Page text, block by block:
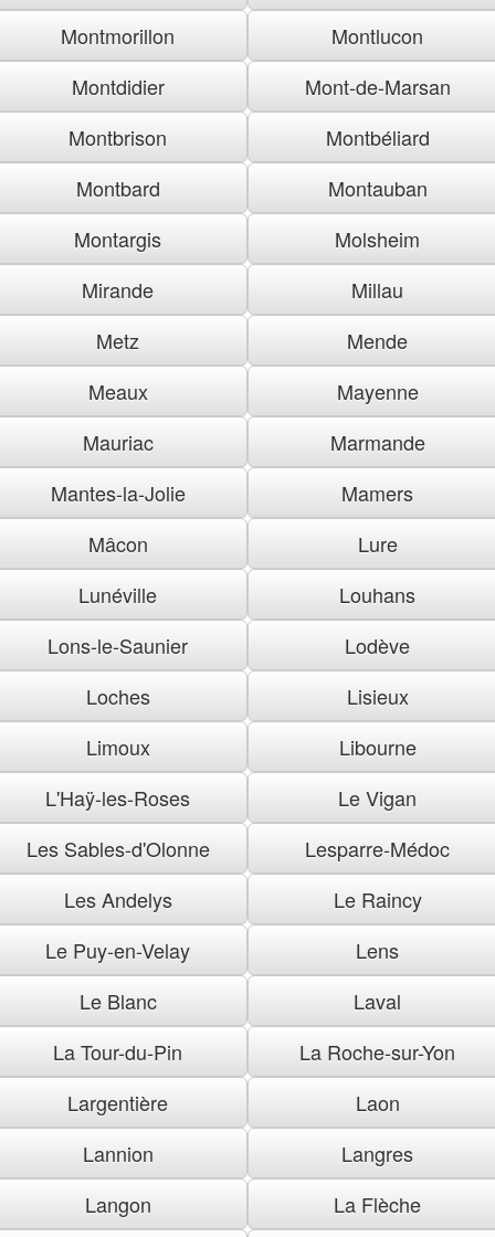
Montmorillon
Montlucon
Montdidier
Mont-de-Marsan
Montbrison
Montbéliard
Montbard
Montauban
Montargis
Molsheim
Mirande
Millau
Metz
Mende
Meaux
Mayenne
Mauriac
Marmande
Mantes-la-Jolie
Mamers
Mâcon
Lure
Lunéville
Louhans
Lons-le-Saunier
Lodève
Loches
Lisieux
Limoux
Libourne
L'Haÿ-les-Roses
Le Vigan
Les Sables-d'Olonne
Lesparre-Médoc
Les Andelys
Le Raincy
Le Puy-en-Velay
Lens
Le Blanc
Laval
La Tour-du-Pin
La Roche-sur-Yon
Largentière
Laon
Lannion
Langres
Langon
La Flèche